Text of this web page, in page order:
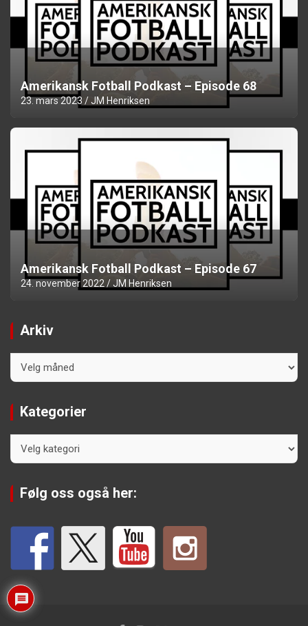
Amerikansk Fotball Podkast – Episode 68
23. mars 2023 JM Henriksen
Amerikansk Fotball Podkast – Episode 67
24. november 2022 JM Henriksen
Arkiv
Kategorier
Følg oss også her: